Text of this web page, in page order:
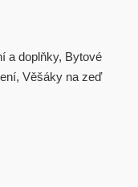
a doplňky, Bytové
, Věšáky na zeď